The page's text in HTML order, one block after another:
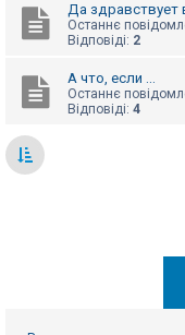
Да здравствует
Останнє
Відповіді: 2
А что, если ...
Останнє
Відповіді: 4